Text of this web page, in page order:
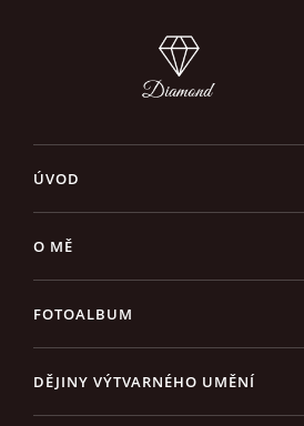
ÚVOD
O MĚ
FOTOALBUM
DĚJINY VÝTVARNÉHO UMĚNÍ